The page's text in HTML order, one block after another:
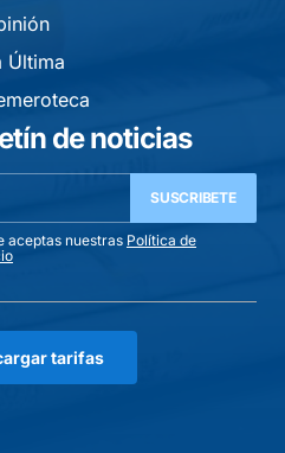
Última
de noticias
SUSCRIBETE
aceptas nuestras Política de
tarifas